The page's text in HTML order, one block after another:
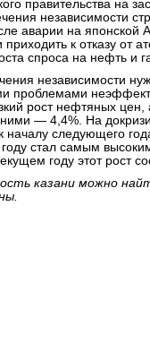
правительства на
независимости
аварии на японской
к отказу от
спроса на нефть и
независимости
проблемами
рост нефтяных
— 4,4%. На
началу следующего
стал самым
году этот рост
казани можно